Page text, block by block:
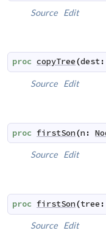
Source Edit
proc copyTree(dest:
Source Edit
proc firstSon(n :
Source Edit
proc firstSon(tree :
Source Edit